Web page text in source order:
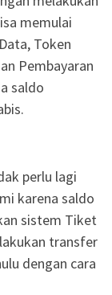
memulai
Token
Pembayaran
saldo
perlu lagi
karena saldo
sistem Tiket
transfer
dengan cara